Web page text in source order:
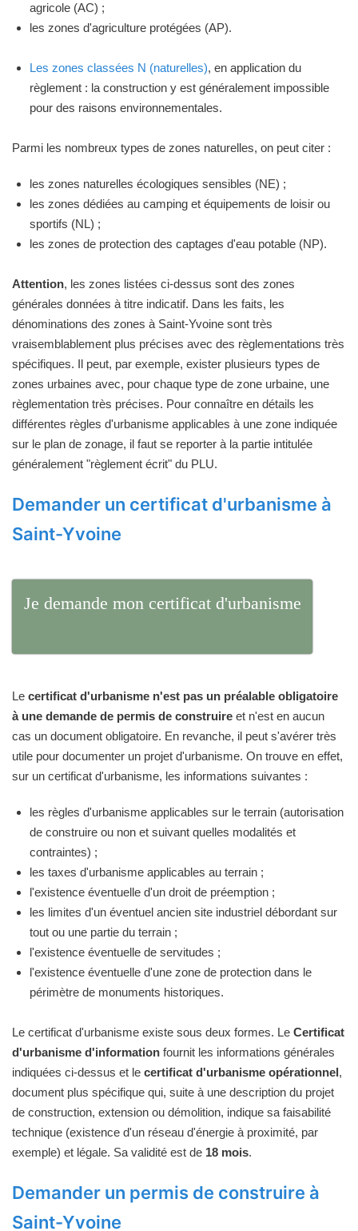
agricole (AC) ;
les zones d'agriculture protégées (AP).
Les zones classées N (naturelles), en application du
règlement : la construction y est généralement impossible
pour des raisons environnementales.
Parmi les nombreux types de zones naturelles, on peut citer :
les zones naturelles écologiques sensibles (NE) ;
les zones dédiées au camping et équipements de loisir ou
sportifs (NL) ;
les zones de protection des captages d'eau potable (NP).
Attention, les zones listées ci-dessus sont des zones
générales données à titre indicatif. Dans les faits, les
dénominations des zones à Saint-Yvoine sont très
vraisemblablement plus précises avec des règlementations très
spécifiques. Il peut, par exemple, exister plusieurs types de
zones urbaines avec, pour chaque type de zone urbaine, une
règlementation très précises. Pour connaître en détails les
différentes règles d'urbanisme applicables à une zone indiquée
sur le plan de zonage, il faut se reporter à la partie intitulée
généralement "règlement écrit" du PLU.
Demander un certificat d'urbanisme à
Saint-Yvoine
Je demande mon certificat d'urbanisme
Le certificat d'urbanisme n'est pas un préalable obligatoire
à une demande de permis de construire et n'est en aucun
cas un document obligatoire. En revanche, il peut s'avérer très
utile pour documenter un projet d'urbanisme. On trouve en effet,
sur un certificat d'urbanisme, les informations suivantes :
les règles d'urbanisme applicables sur le terrain (autorisation
de construire ou non et suivant quelles modalités et
contraintes) ;
les taxes d'urbanisme applicables au terrain ;
l'existence éventuelle d'un droit de préemption ;
les limites d'un éventuel ancien site industriel débordant sur
tout ou une partie du terrain ;
l'existence éventuelle de servitudes ;
l'existence éventuelle d'une zone de protection dans le
périmètre de monuments historiques.
Le certificat d'urbanisme existe sous deux formes. Le Certificat
d'urbanisme d'information fournit les informations générales
indiquées ci-dessus et le certificat d'urbanisme opérationnel,
document plus spécifique qui, suite à une description du projet
de construction, extension ou démolition, indique sa faisabilité
technique (existence d'un réseau d'énergie à proximité, par
exemple) et légale. Sa validité est de 18 mois.
Demander un permis de construire à
Saint-Yvoine